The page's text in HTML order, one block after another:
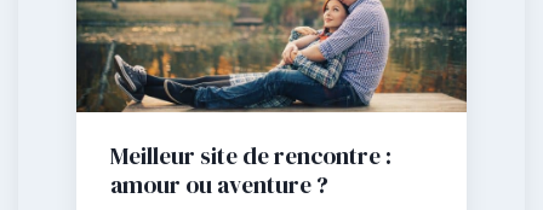
Meilleur site de rencontre :
amour ou aventure ?